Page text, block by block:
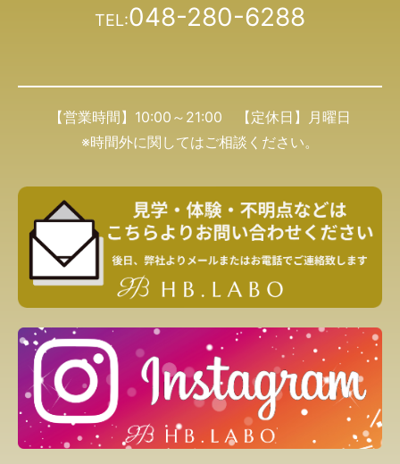
TEL:048-280-6288
【営業時間】10:00～21:00 【定休日】月曜日
※時間外に関してはご相談ください。